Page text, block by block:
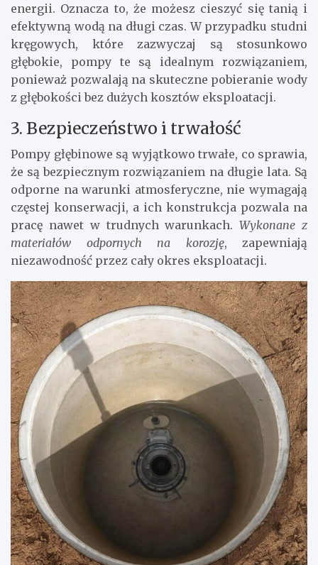
energii. Oznacza to, że możesz cieszyć się tanią i
efektywną wodą na długi czas. W przypadku studni
kręgowych, które zazwyczaj są stosunkowo
głębokie, pompy te są idealnym rozwiązaniem,
ponieważ pozwalają na skuteczne pobieranie wody
z głębokości bez dużych kosztów eksploatacji.
3. Bezpieczeństwo i trwałość
Pompy głębinowe są wyjątkowo trwałe, co sprawia,
że są bezpiecznym rozwiązaniem na długie lata. Są
odporne na warunki atmosferyczne, nie wymagają
częstej konserwacji, a ich konstrukcja pozwala na
pracę nawet w trudnych warunkach.Wykonane z
materiałów odpornych na korozję, zapewniają
niezawodność przez cały okres eksploatacji.